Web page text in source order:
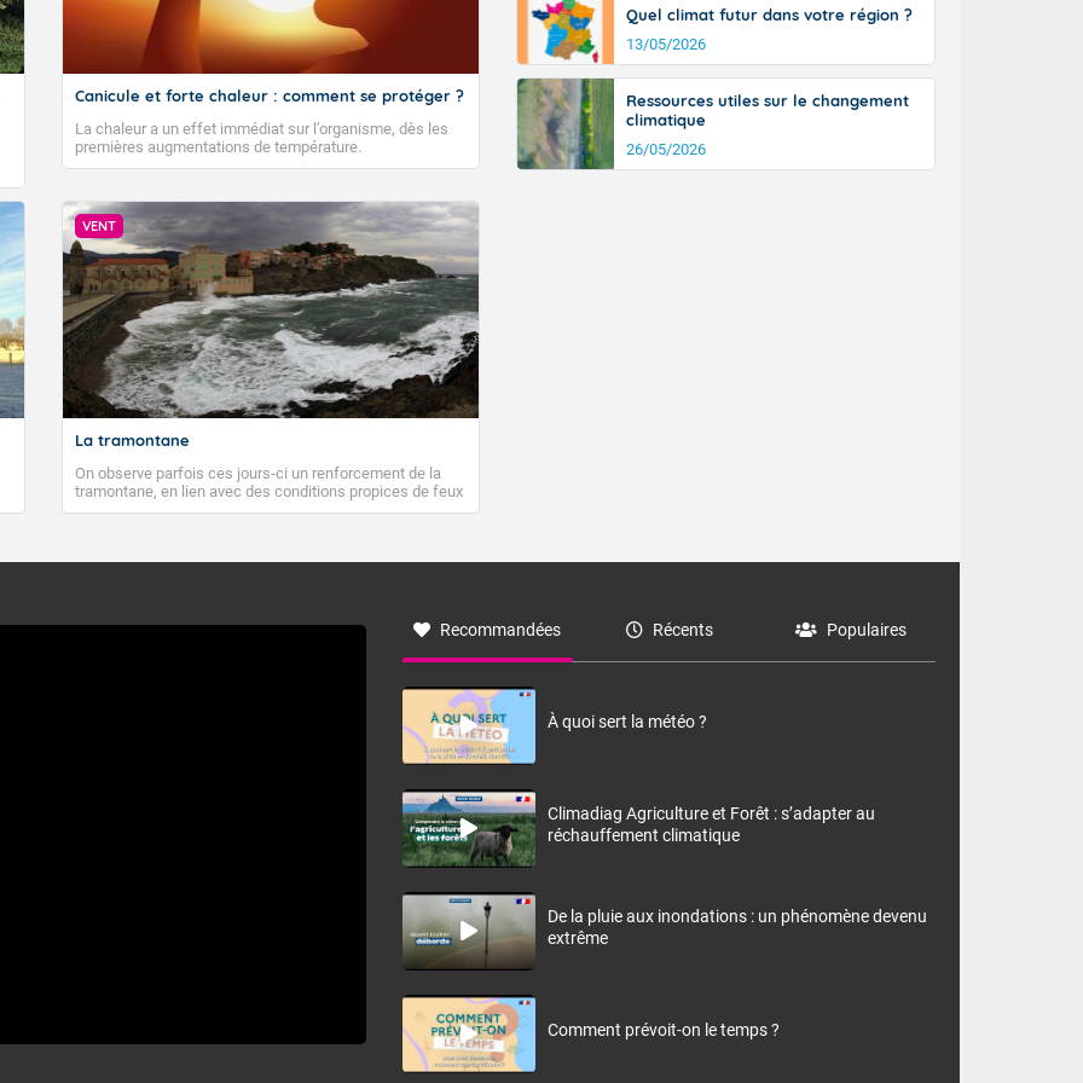
Canicule et forte chaleur : comment se protéger ?
La chaleur a un effet immédiat sur l’organisme, dès les
premières augmentations de température.
VENT
La tramontane
On observe parfois ces jours-ci un renforcement de la
tramontane, en lien avec des conditions propices de feux
de forêt. Mais qu'est-ce que la tramontane ? Quelles sont
à nord-ouest, dans un secteur qui part du Roussillon à la
monts, en allusion aux régions montagneuses d’où
Quel climat futur dans votre région ?
13/05/2026
Ressources utiles sur le changement
climatique
26/05/2026
Recommandées Récents Populaires
À quoi sert la météo ?
Climadiag Agriculture et Forêt : s’adapter au
réchauffement climatique
De la pluie aux inondations : un phénomène devenu
extrême
Comment prévoit-on le temps ?